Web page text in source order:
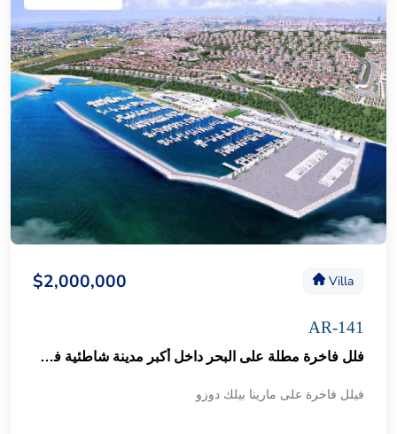
Villa
$2,000,000
AR-141
فلل فاخرة مطلة على البحر داخل أكبر مدينة شاطئية في اسطنبول 59
فيلل فاخرة على مارينا بيلك دوزو